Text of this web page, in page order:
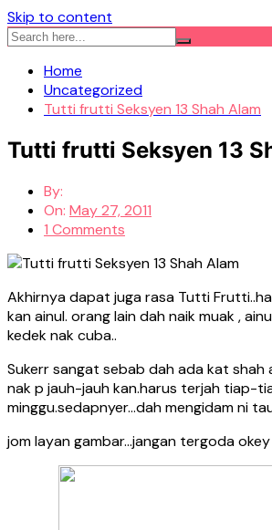
Skip to content
Home
Uncategorized
Tutti frutti Seksyen 13 Shah Alam
Tutti frutti Seksyen 13
By:
On: May 27, 2011
1 Comments
Akhirnya dapat juga rasa Tutti
kan ainul. orang lain dah naik muak ,
kedek nak cuba..
Sukerr sangat sebab dah ada kat shah
nak p jauh-jauh kan.harus terjah tiap-
minggu.sedapnyer…dah mengidam ni
jom layan gambar…jangan tergoda okey